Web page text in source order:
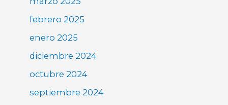
febrero 2025
enero 2025
diciembre 2024
octubre 2024
septiembre 2024